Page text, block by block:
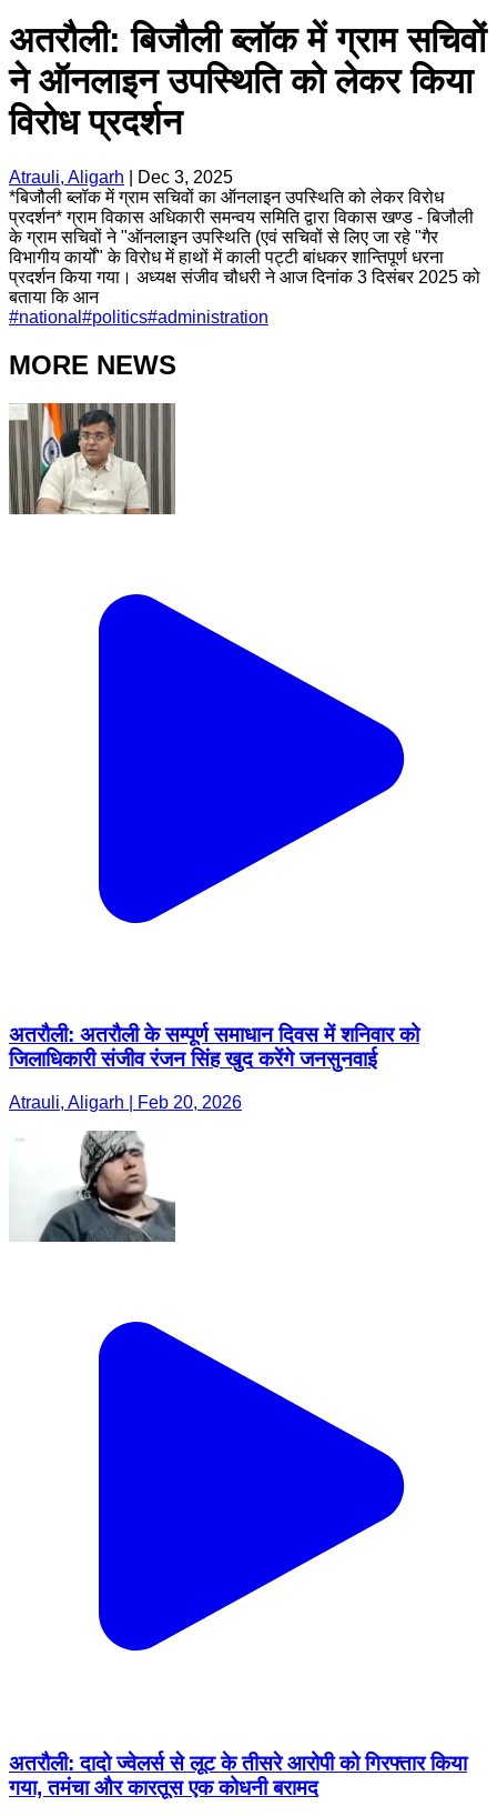
अतरौली: बिजौली ब्लॉक में ग्राम सचिवों
ने ऑनलाइन उपस्थिति को लेकर किया
विरोध प्रदर्शन
Atrauli, Aligarh
Dec 3, 2025
*बिजौली ब्लॉक में ग्राम सचिवों का ऑनलाइन उपस्थिति को लेकर विरोध
प्रदर्शन* ग्राम विकास अधिकारी समन्वय समिति द्वारा विकास खण्ड - बिजौली
के ग्राम सचिवों ने "ऑनलाइन उपस्थिति (एवं सचिवों से लिए जा रहे "गैर
विभागीय कार्यों" के विरोध में हाथों में काली पट्टी बांधकर शान्तिपूर्ण धरना
प्रदर्शन किया गया। अध्यक्ष संजीव चौधरी ने आज दिनांक 3 दिसंबर 2025 को
बताया कि आन
#national #politics#administration
MORE NEWS
अतरौली: अतरौली के सम्पूर्ण समाधान दिवस में शनिवार को
जिलाधिकारी संजीव रंजन सिंह खुद करेंगे जनसुनवाई
Atrauli, Aligarh | Feb 20, 2026
अतरौली: दादो ज्वेलर्स से लूट के तीसरे आरोपी को गिरफ्तार किया
गया, तमंचा और कारतूस एक कोधनी बरामद